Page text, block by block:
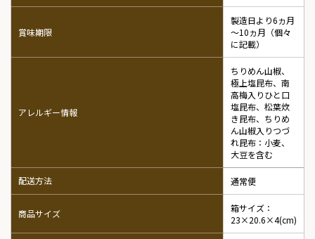
賞味期限
製造日より6ヵ月
～10ヵ月（個々
に記載）
アレルギー情報
ちりめん山椒、
極上塩昆布、南
高梅入りひと口
塩昆布、松葉炊
き昆布、ちりめ
ん山椒入りつづ
れ昆布：小麦、
大豆を含む
配送方法 通常便
商品サイズ
箱サイズ：
23×20.6×4(cm)